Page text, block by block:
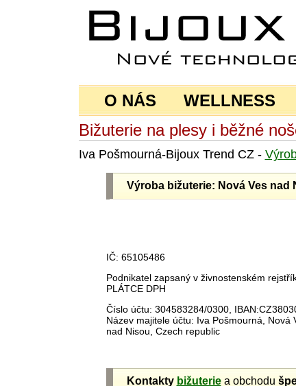
O NÁS WELLNESS
Bižuterie na plesy i běžné
Iva Pošmourná-Bijoux Trend CZ -
Výroba bižuterie: Nová Ves nad
IČ: 65105486
Podnikatel zapsaný v živnostenském
PLÁTCE DPH
Číslo účtu: 304583284/0300,
Název majitele účtu: Iva Pošmourná, Nová
nad Nisou, Czech republic
Kontakty bižuteriea obchodu